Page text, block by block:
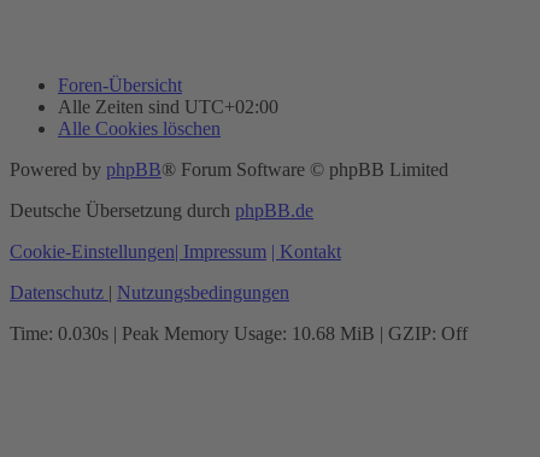
Foren-Übersicht
Alle Zeiten sind UTC+02:00
Alle Cookies löschen
Powered by phpBB® Forum Software © phpBB Limited
Deutsche Übersetzung durch phpBB.de
Cookie-Einstellungen| Impressum | Kontakt
Datenschutz | Nutzungsbedingungen
Time: 0.030s | Peak Memory Usage: 10.68 MiB | GZIP: Off